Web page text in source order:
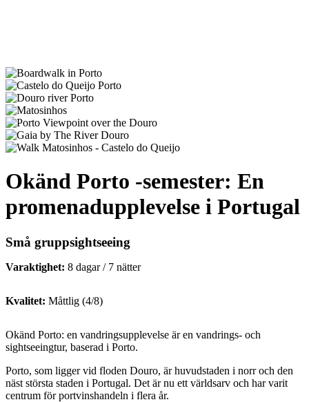
Okänd Porto -semester: En
promenadupplevelse i Portugal
Små gruppsightseeing
Varaktighet: 8 dagar / 7 nätter
Kvalitet: Måttlig (4/8)
Okänd Porto: en vandringsupplevelse är en vandrings- och
sightseeingtur, baserad i Porto.
Porto, som ligger vid floden Douro, är huvudstaden i norr och den
näst största staden i Portugal. Det är nu ett världsarv och har varit
centrum för portvinshandeln i flera år.